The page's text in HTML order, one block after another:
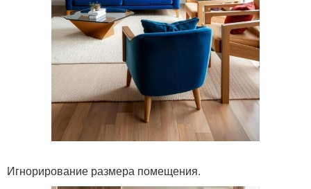
Игнорирование размера помещения.